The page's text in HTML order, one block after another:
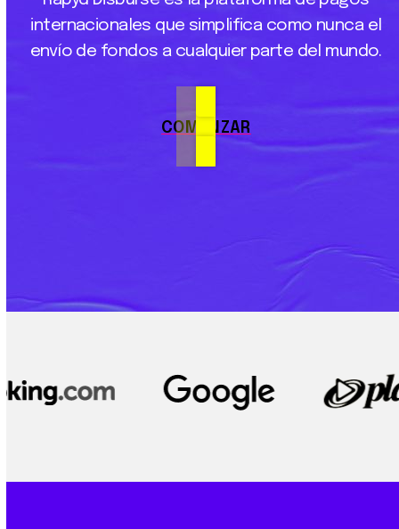
internacionales que simplifica como nunca el
envío de fondos a cualquier parte del mundo.
COMENZAR